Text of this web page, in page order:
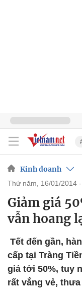
Kinh doanh
thứ năm, 16/01/2014
Giảm giá
vẫn hoang
Tết đến gần,
cấp tại Tràng
giá tới 50%, tuy
rất vắng vẻ,